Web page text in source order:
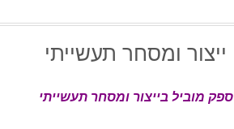
ייצור ומסחר תעשייתי
ספק מוביל בייצור ומסחר תעשייתי